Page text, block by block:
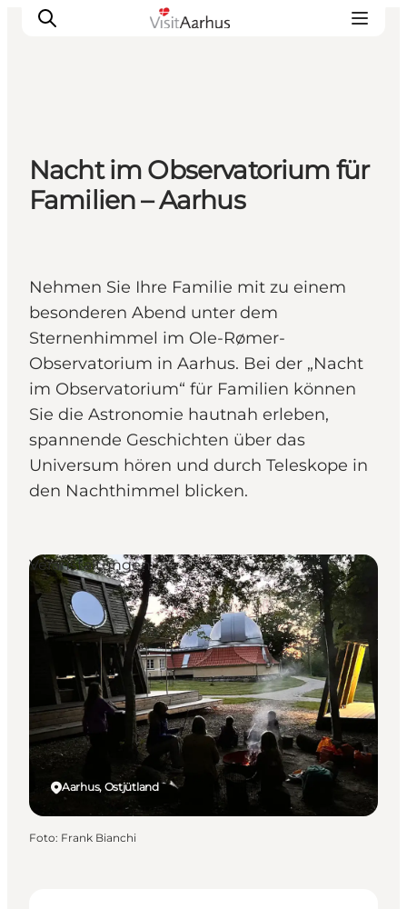
Sehen und erleben
Veranstaltungen
Städte und Regionen
Nacht im Observatorium für
Familien – Aarhus
Nehmen Sie Ihre Familie mit zu einem
besonderen Abend unter dem
Sternenhimmel im Ole-Rømer-
Observatorium in Aarhus. Bei der „Nacht
im Observatorium“ für Familien können
Sie die Astronomie hautnah erleben,
spannende Geschichten über das
Universum hören und durch Teleskope in
den Nachthimmel blicken.
Aarhus, Ostjütland
Veranstaltungen
Foto: Frank Bianchi